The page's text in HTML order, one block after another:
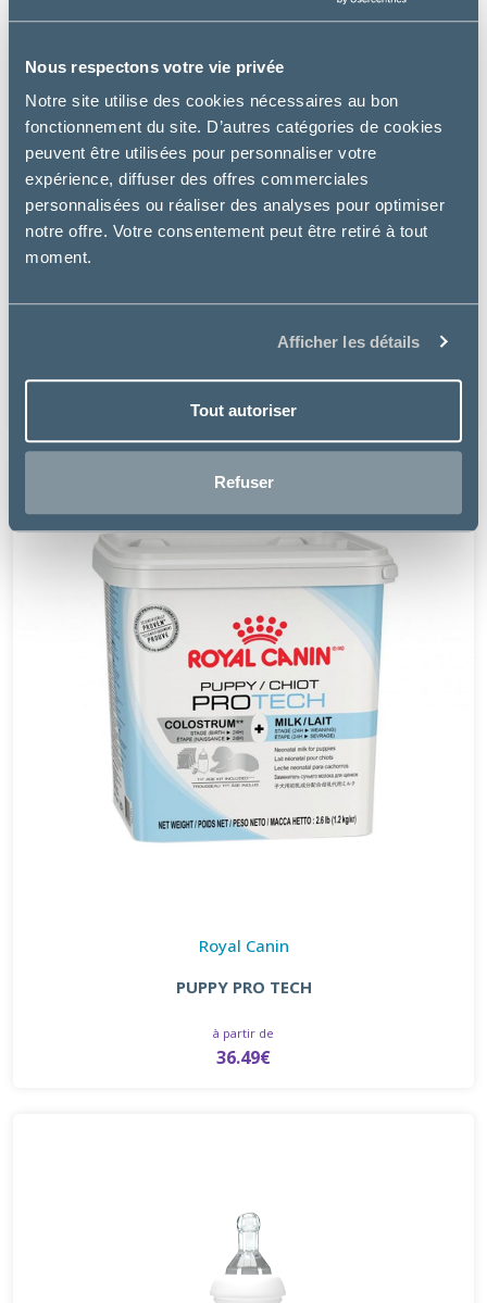
Nous respectons votre vie privée
Notre site utilise des cookies nécessaires au bon
fonctionnement du site. D’autres catégories de cookies
peuvent être utilisées pour personnaliser votre
expérience, diffuser des offres commerciales
personnalisées ou réaliser des analyses pour optimiser
notre offre. Votre consentement peut être retiré à tout
moment.
Afficher les détails
Tout autoriser
Refuser
LAIT MIXOL CHIEN CHAT
à partir de
13.49€
Royal Canin
PUPPY PRO TECH
à partir de
36.49€